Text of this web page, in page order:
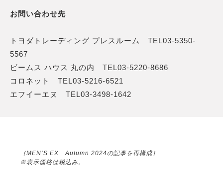
お問い合わせ先
トヨダトレーディング プレスルーム TEL03-5350-
5567
ビームス ハウス 丸の内 TEL03-5220-8686
コロネット TEL03-5216-6521
エフイーエヌ TEL03-3498-1642
［MEN’S EX Autumn 2024の記事を再構成］
※表示価格は税込み。